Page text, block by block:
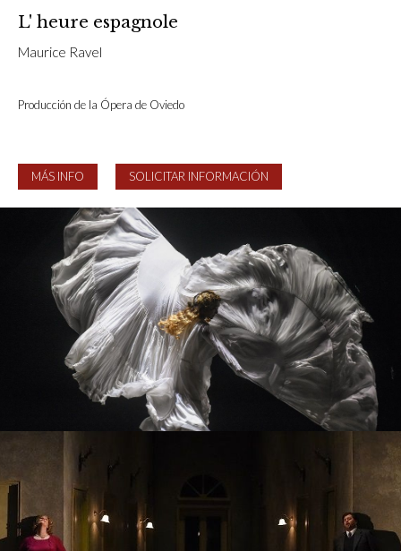
L' heure espagnole
Maurice Ravel
Producción de la Ópera de Oviedo
MÁS INFO SOLICITAR INFORMACIÓN